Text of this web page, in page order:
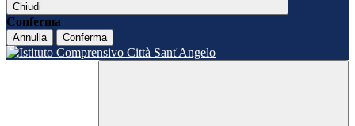
Chiudi
Conferma
Annulla Conferma